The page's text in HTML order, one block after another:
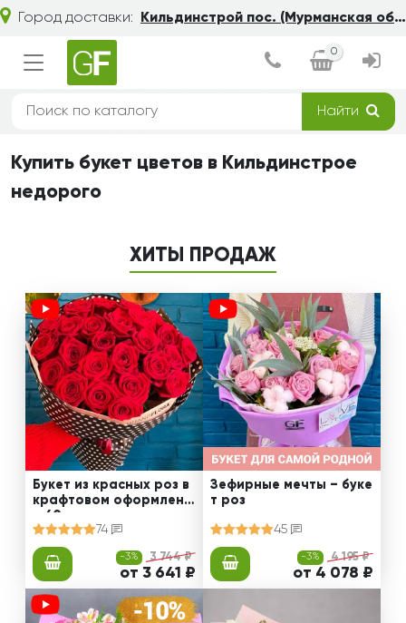
Город доставки: Кильдинстрой пос. (Мурманская обл.)
0
Найти
Купить букет цветов в Кильдинстрое
недорого
ХИТЫ ПРОДАЖ
Букет из красных роз в
крафтовом оформлени
и 60 см
74
-3% 3 744 ₽
от 3 641 ₽
Зефирные мечты – буке
т роз
45
-3% 4 195 ₽
от 4 078 ₽